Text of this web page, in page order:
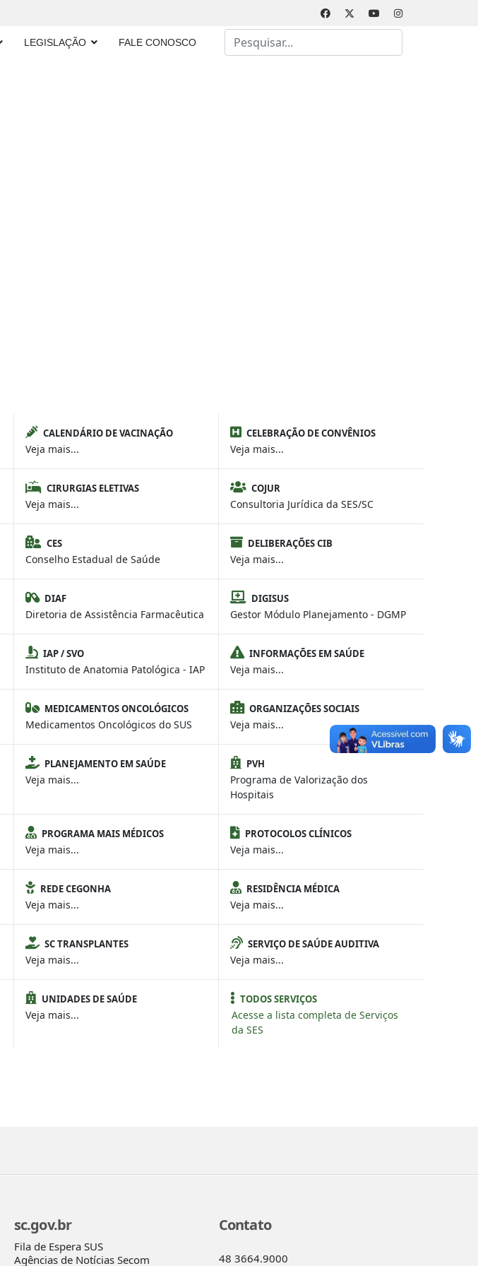
LEGISLAÇÃO FALE CONOSCO
Busca
CALENDÁRIO DE VACINAÇÃO
Veja mais...
CELEBRAÇÃO DE CONVÊNIOS
Veja mais...
CIRURGIAS ELETIVAS
Veja mais...
COJUR
Consultoria Jurídica da SES/SC
CES
Conselho Estadual de Saúde
DELIBERAÇÕES CIB
Veja mais...
DIAF
Diretoria de Assistência Farmacêutica
DIGISUS
Gestor Módulo Planejamento - DGMP
IAP / SVO
Instituto de Anatomia Patológica - IAP
INFORMAÇÕES EM SAÚDE
Veja mais...
MEDICAMENTOS ONCOLÓGICOS
Medicamentos Oncológicos do SUS
ORGANIZAÇÕES SOCIAIS
Veja mais...
PLANEJAMENTO EM SAÚDE
Veja mais...
PVH
Programa de Valorização dos
Hospitais
PROGRAMA MAIS MÉDICOS
Veja mais...
PROTOCOLOS CLÍNICOS
Veja mais...
REDE CEGONHA
Veja mais...
RESIDÊNCIA MÉDICA
Veja mais...
SC TRANSPLANTES
Veja mais...
SERVIÇO DE SAÚDE AUDITIVA
Veja mais...
UNIDADES DE SAÚDE
Veja mais...
TODOS SERVIÇOS
Acesse a lista completa de Serviços
da SES
sc.gov.br
Fila de Espera SUS
Agências de Notícias Secom
Contato
48 3664.9000